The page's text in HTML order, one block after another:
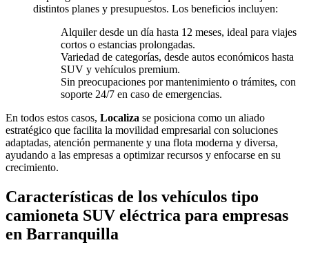
distintos planes y presupuestos. Los beneficios incluyen:
Alquiler desde un día hasta 12 meses, ideal para viajes
cortos o estancias prolongadas.
Variedad de categorías, desde autos económicos hasta
SUV y vehículos premium.
Sin preocupaciones por mantenimiento o trámites, con
soporte 24/7 en caso de emergencias.
En todos estos casos, Localiza se posiciona como un aliado
estratégico que facilita la movilidad empresarial con soluciones
adaptadas, atención permanente y una flota moderna y diversa,
ayudando a las empresas a optimizar recursos y enfocarse en su
crecimiento.
Características de los vehículos tipo
camioneta SUV eléctrica para empresas
en Barranquilla